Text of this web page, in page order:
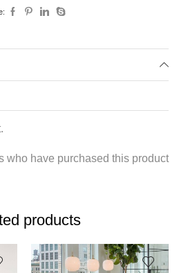
who have purchased this product
products